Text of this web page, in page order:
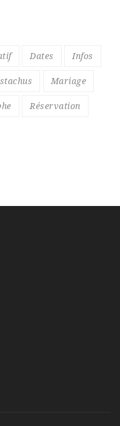
Dates Infos
Mariage
Réservation